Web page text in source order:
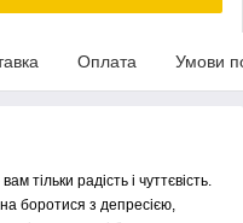
Оплата Умови
тільки радість і чуттєвість.
боротися з депресією,